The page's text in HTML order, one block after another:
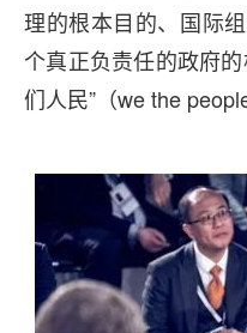
理的根本目的、国际
个真正负责任的政府
们人民”（we the